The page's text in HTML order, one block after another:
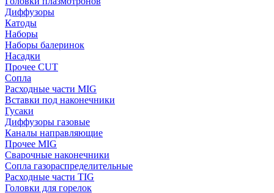
Диффузоры
Катоды
Наборы
Наборы балеринок
Насадки
Прочее CUT
Сопла
Расходные части MIG
Вставки под наконечники
Гусаки
Диффузоры газовые
Каналы направляющие
Прочее MIG
Сварочные наконечники
Сопла газораспределительные
Расходные части TIG
Головки для горелок